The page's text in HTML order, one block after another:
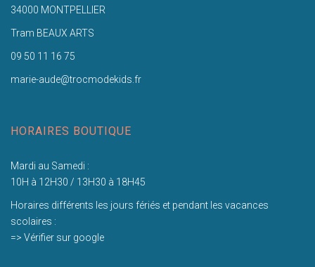
34000 MONTPELLIER
Tram BEAUX ARTS
09 50 11 16 75
marie-aude@trocmodekids.fr
HORAIRES BOUTIQUE
Mardi au Samedi :
10H à 12H30 / 13H30 à 18H45
Horaires différents les jours fériés et pendant les vacances
scolaires :
=> Vérifier sur google